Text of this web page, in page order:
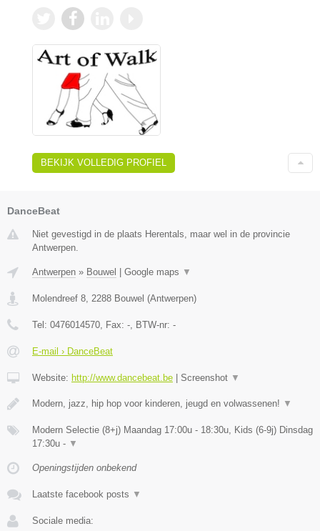
BEKIJK VOLLEDIG PROFIEL
DanceBeat
Niet gevestigd in de plaats Herentals, maar wel in de provincie
Antwerpen.
Antwerpen » Bouwel Google maps ▼
Molendreef 8, 2288 Bouwel (Antwerpen)
Tel: 0476014570, Fax: -, BTW-nr: -
E-mail › DanceBeat
Website: http://www.dancebeat.be Screenshot ▼
Modern, jazz, hip hop voor kinderen, jeugd en volwassenen! ▼
Modern Selectie (8+j) Maandag 17:00u - 18:30u, Kids (6-9j) Dinsdag
17:30u - ▼
Openingstijden onbekend
Laatste facebook posts ▼
Sociale media: